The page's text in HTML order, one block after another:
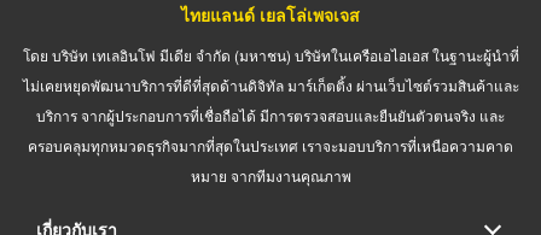
ไทยแลนด์ เยลโล่เพจเจส
โดย บริษัท เทเลอินโฟ มีเดีย จำกัด (มหาชน) บริษัทในเครือเอไอเอส ในฐานะผู้นำที่
ไม่เคยหยุดพัฒนาบริการที่ดีที่สุดด้านดิจิทัล มาร์เก็ตติ้ง ผ่านเว็บไซต์รวมสินค้าและ
บริการ จากผู้ประกอบการที่เชื่อถือได้ มีการตรวจสอบและยืนยันตัวตนจริง และ
ครอบคลุมทุกหมวดธุรกิจมากที่สุดในประเทศ เราจะมอบบริการที่เหนือความคาด
หมาย จากทีมงานคุณภาพ
เกี่ยวกับเรา